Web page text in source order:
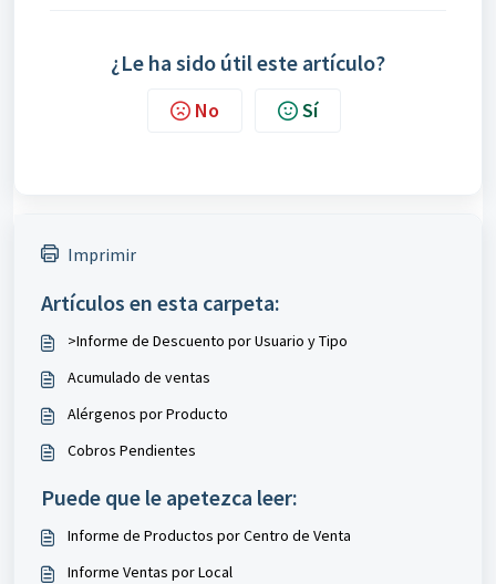
¿Le ha sido útil este artículo?
No Sí
Imprimir
Artículos en esta carpeta:
>Informe de Descuento por Usuario y Tipo
Acumulado de ventas
Alérgenos por Producto
Cobros Pendientes
Puede que le apetezca leer:
Informe de Productos por Centro de Venta
Informe Ventas por Local